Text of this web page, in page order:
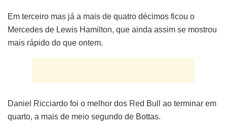
Em terceiro mas já a mais de quatro décimos ficou o
Mercedes de Lewis Hamilton, que ainda assim se mostrou
mais rápido do que ontem.
Daniel Ricciardo foi o melhor dos Red Bull ao terminar em
quarto, a mais de meio segundo de Bottas.